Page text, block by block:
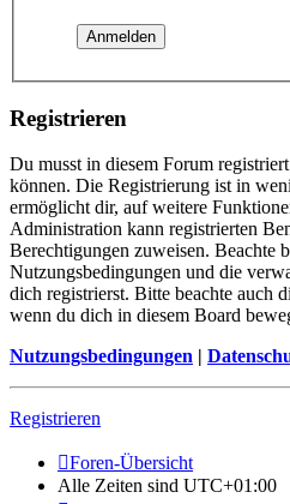
Registrieren
Du musst in diesem Forum
können. Die Registrierung ist in
ermöglicht dir, auf weitere
Administration kann registrierten
Berechtigungen zuweisen. Beachte
Nutzungsbedingungen und die
dich registrierst. Bitte beachte auch
wenn du dich in diesem Board
Nutzungsbedingungen |
Registrieren
Foren-Übersicht
Alle Zeiten sind UTC+01:00